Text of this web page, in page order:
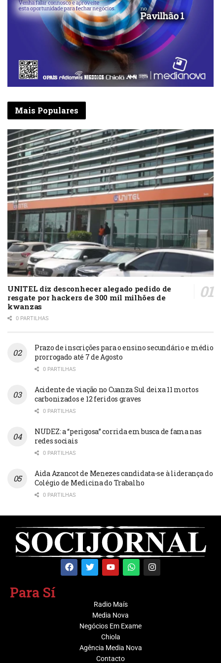
laboratório, e neste de 2025, Angola tem a
oportunidade de fazer uma análise profunda.
A paixão do nosso povo está lá, a vontade
dos jogadores, também. O talento puro e
bruto nós temos agora falta a coragem e a
visão de “sistematizar os processos para a
sua delapidação”.
Por: Luís Caetano
Mais Populares
UNITEL diz desconhecer alegado pedido de
resgate por hackers de 300 mil milhões de
kwanzas
0 PARTILHAS
Prazo de inscrições para o ensino secundário e médio
prorrogado até 7 de Agosto
0 PARTILHAS
Acidente de viação no Cuanza Sul deixa 11 mortos
carbonizados e 12 feridos graves
0 PARTILHAS
NUDEZ: a “perigosa” corrida em busca de fama nas
redes sociais
0 PARTILHAS
Aida Azancot de Menezes candidata-se à liderança do
Colégio de Medicina do Trabalho
0 PARTILHAS
Para Sí
Radio Maís
Media Nova
Negócios Em Exame
Chiola
Agência Media Nova
Contacto